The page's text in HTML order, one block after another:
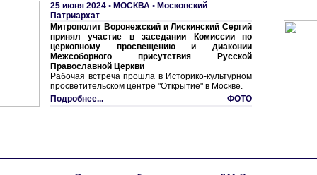
25 июня 2024 • МОСКВА • Московский
Патриархат
Митрополит Воронежский и Лискинский Сергий
принял участие в заседании Комиссии по
церковному просвещению и диаконии
Межсоборного присутствия Русской
Православной Церкви
Рабочая встреча прошла в Историко-культурном
просветительском центре "Открытие" в Москве.
Подробнее...
ФОТО